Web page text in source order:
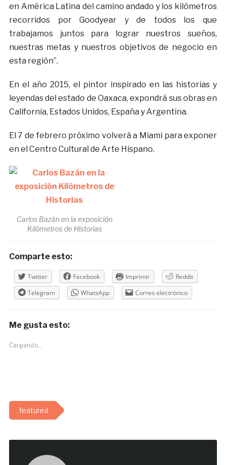
en América Latina del camino andado y los kilómetros
recorridos por Goodyear y de todos los que
trabajamos juntos para lograr nuestros sueños,
nuestras metas y nuestros objetivos de negocio en
esta región”.
En el año 2015, el pintor inspirado en las historias y
leyendas del estado de Oaxaca, expondrá sus obras en
California, Estados Unidos, España y Argentina.
El 7 de febrero próximo volverá a Miami para exponer
en el Centro Cultural de Arte Hispano.
Carlos Bazán en la exposición
Kilómetros de Historias
Comparte esto:
Twitter Facebook Imprimir
Reddit
Telegram
WhatsApp Correo electrónico
Me gusta esto:
Cargando...
featured